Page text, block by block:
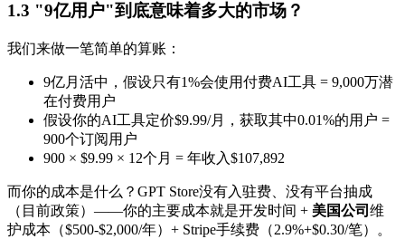
1.3 "9亿用户"到底意味着多大的市场？
我们来做一笔简单的算账：
9亿月活中，假设只有1%会使用付费AI工具 = 9,000万潜
在付费用户
假设你的AI工具定价$9.99/月，获取其中0.01%的用户 =
900个订阅用户
900 × $9.99 × 12个月 = 年收入$107,892
而你的成本是什么？GPT Store没有入驻费、没有平台抽成
（目前政策）——你的主要成本就是开发时间 + 美国公司 维
护成本（$500-$2,000/年）+ Stripe手续费（2.9%+$0.30/笔）。